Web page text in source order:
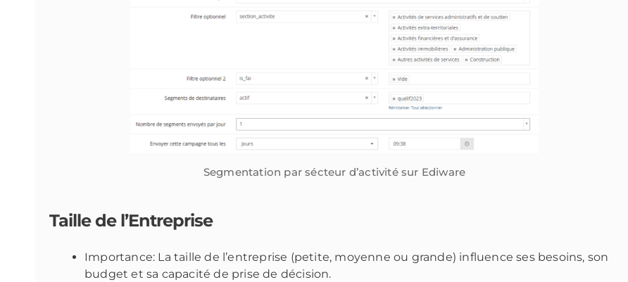
Segmentation par sécteur d’activité sur Ediware
Taille de l’Entreprise
Importance: La taille de l’entreprise (petite, moyenne ou grande) influence ses besoins, son
budget et sa capacité de prise de décision.